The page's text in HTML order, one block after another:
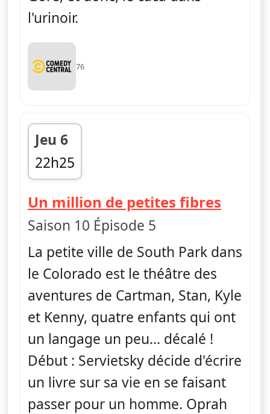
l'urinoir.
76
Jeu 6
22h25
fin 22h50
Un million de petites fibres
Saison 10 Épisode 5
La petite ville de South Park dans
le Colorado est le théâtre des
aventures de Cartman, Stan, Kyle
et Kenny, quatre enfants qui ont
un langage un peu... décalé !
Début : Servietsky décide d'écrire
un livre sur sa vie en se faisant
passer pour un homme. Oprah